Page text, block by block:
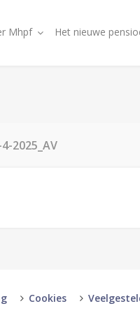
Mhpf Het nieuwe
2025_AV
Cookies